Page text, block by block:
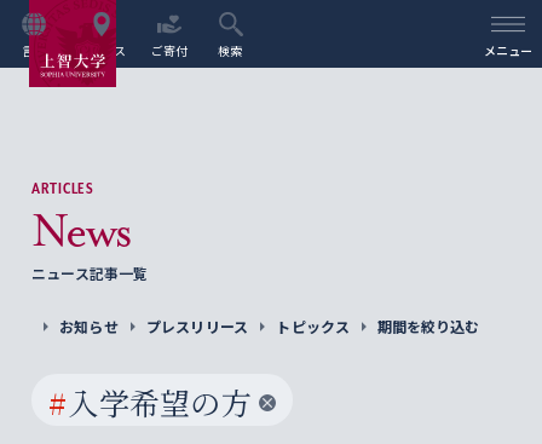
言語 アクセス ご寄付 検索 メニュー
ARTICLES
News
ニュース記事一覧
お知らせ プレスリリース トピックス 期間を絞り込む
#入学希望の方